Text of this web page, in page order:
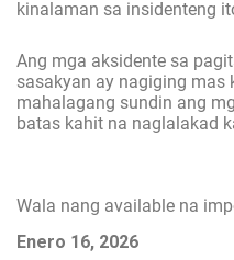
kinalaman sa insidenteng
Ang mga aksidente sa
sasakyan ay nagiging mas
mahalagang sundin ang
batas kahit na naglalakad
Wala nang available na
Enero 16, 2026